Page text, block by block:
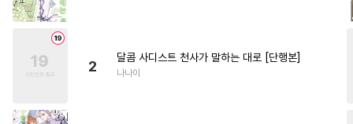
2
달콤 사디스트 천사가 말하는 대로 [단행본]
나나이